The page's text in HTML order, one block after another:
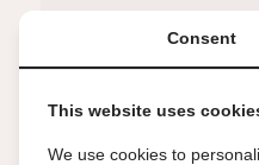
Consent
This website uses
We use cookies to